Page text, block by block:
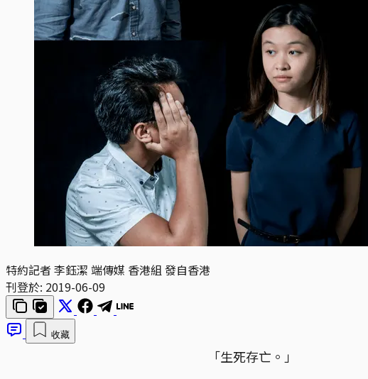
特約記者 李鈺潔 端傳媒 香港組 發自香港
刊登於: 2019-06-09
收藏
「生死存亡。」